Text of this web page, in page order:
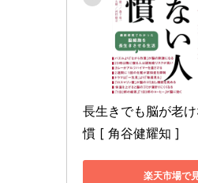
長生きでも脳が老
慣 [ 角谷健耀知 ]
楽天市場で